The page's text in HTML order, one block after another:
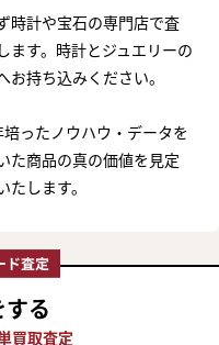
時計や宝石の専門店で査
ます。時計とジュエリーの
持ち込みください。
ったノウハウ・データを
た商品の真の価値を見定
します。
する